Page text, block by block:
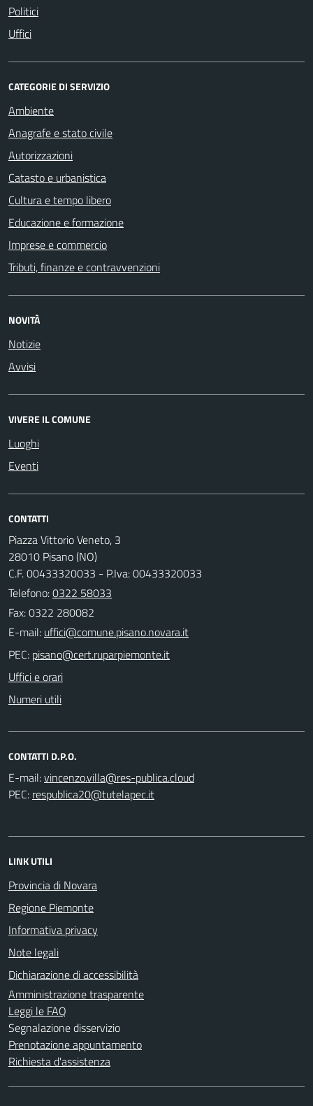
Politici
Uffici
CATEGORIE DI SERVIZIO
Ambiente
Anagrafe e stato civile
Autorizzazioni
Catasto e urbanistica
Cultura e tempo libero
Educazione e formazione
Imprese e commercio
Tributi, finanze e contravvenzioni
NOVITÀ
Notizie
Avvisi
VIVERE IL COMUNE
Luoghi
Eventi
CONTATTI
Piazza Vittorio Veneto, 3
28010 Pisano (NO)
C.F. 00433320033 - P.Iva: 00433320033
Telefono:0322 58033
Fax: 0322 280082
E-mail:
PEC:
Uffici e orari
Numeri utili
CONTATTI D.P.O.
E-mail:
PEC:
LINK UTILI
Provincia di Novara
Regione Piemonte
Informativa privacy
Note legali
Dichiarazione di accessibilità
Amministrazione trasparente
Leggi le FAQ
Segnalazione disservizio
Prenotazione appuntamento
Richiesta d'assistenza